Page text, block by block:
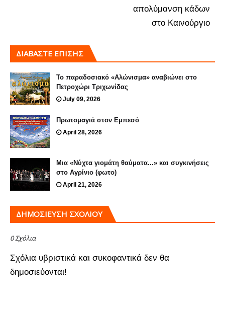
απολύμανση κάδων
στο Καινούργιο
ΔΙΑΒΑΣΤΕ ΕΠΙΣΗΣ
Το παραδοσιακό «Αλώνισμα» αναβιώνει στο
Πετροχώρι Τριχωνίδας
July 09, 2026
Πρωτομαγιά στον Εμπεσό
April 28, 2026
Μια «Νύχτα γιομάτη θαύματα...» και συγκινήσεις
στο Αγρίνιο (φωτο)
April 21, 2026
ΔΗΜΟΣΊΕΥΣΗ ΣΧΟΛΊΟΥ
0 Σχόλια
Σχόλια υβριστικά και συκοφαντικά δεν θα
δημοσιεύονται!